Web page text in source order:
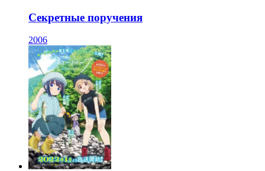
Секретные поручения
2006